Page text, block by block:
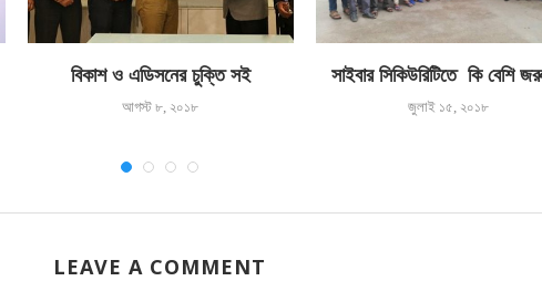
বিকাশ ও এডিসনের চুক্তি সই
আগস্ট ৮, ২০১৮
সাইবার সিকিউরিটিতে কি বেশি
জুলাই ১৫, ২০১৮
LEAVE A COMMENT